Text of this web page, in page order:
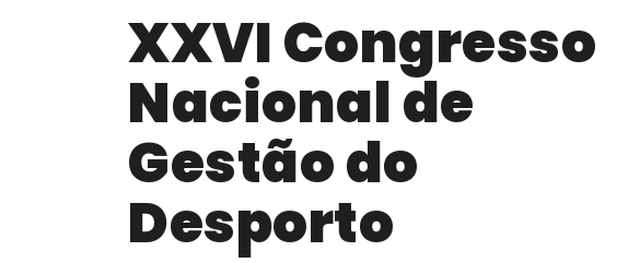
XXVI Congresso
Nacional de
Gestão do
Desporto